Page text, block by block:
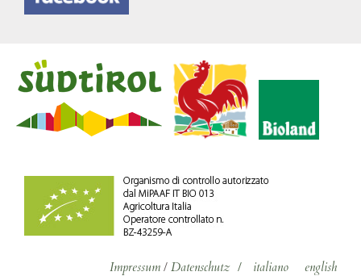
Impressum / Datenschutz / italiano english